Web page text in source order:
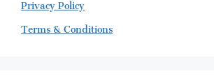
Terms & Conditions